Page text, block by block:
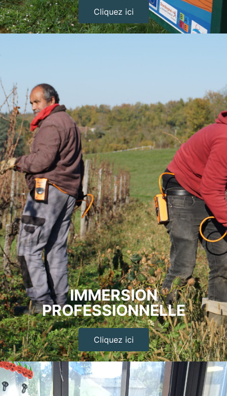
Cliquez ici
IMMERSION
PROFESSIONNELLE
Cliquez ici